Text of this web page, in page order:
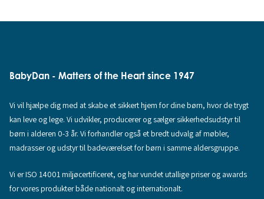
BabyDan - Matters of the Heart since 1947
Vi vil hjælpe dig med at skabe et sikkert hjem for dine børn, hvor de trygt
kan leve og lege. Vi udvikler, producerer og sælger sikkerhedsudstyr til
børn i alderen 0-3 år. Vi forhandler også et bredt udvalg af møbler,
madrasser og udstyr til badeværelset for børn i samme aldersgruppe.
Vi er ISO 14001 miljøcertificeret, og har vundet utallige priser og awards
for vores produkter både nationalt og internationalt.